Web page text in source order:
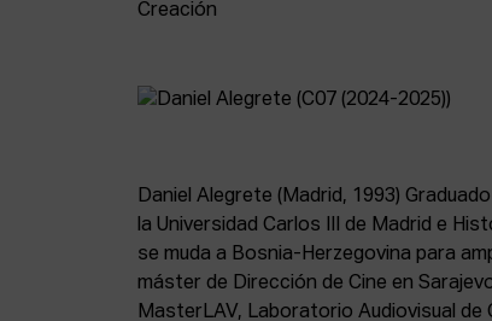
Creación
Daniel Alegrete (Madrid, 1993)
la Universidad Carlos III de Madrid e
se muda a Bosnia-Herzegovina para
máster de Dirección de Cine en
MasterLAV, Laboratorio Audiovisual de